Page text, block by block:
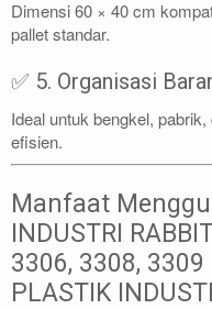
Dimensi 60 × 40 cm
pallet standar.
✅ 5. Organisasi
Ideal untuk bengkel,
efisien.
Manfaat
INDUSTRI
3306, 3308, 3309
PLASTIK